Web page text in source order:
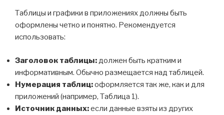
Таблицы и графики в приложениях должны быть
оформлены четко и понятно. Рекомендуется
использовать:
Заголовок таблицы:должен быть кратким и
информативным. Обычно размещается над таблицей.
Нумерация таблиц:оформляется так же, как и для
приложений (например, Таблица 1).
Источник данных:если данные взяты из других